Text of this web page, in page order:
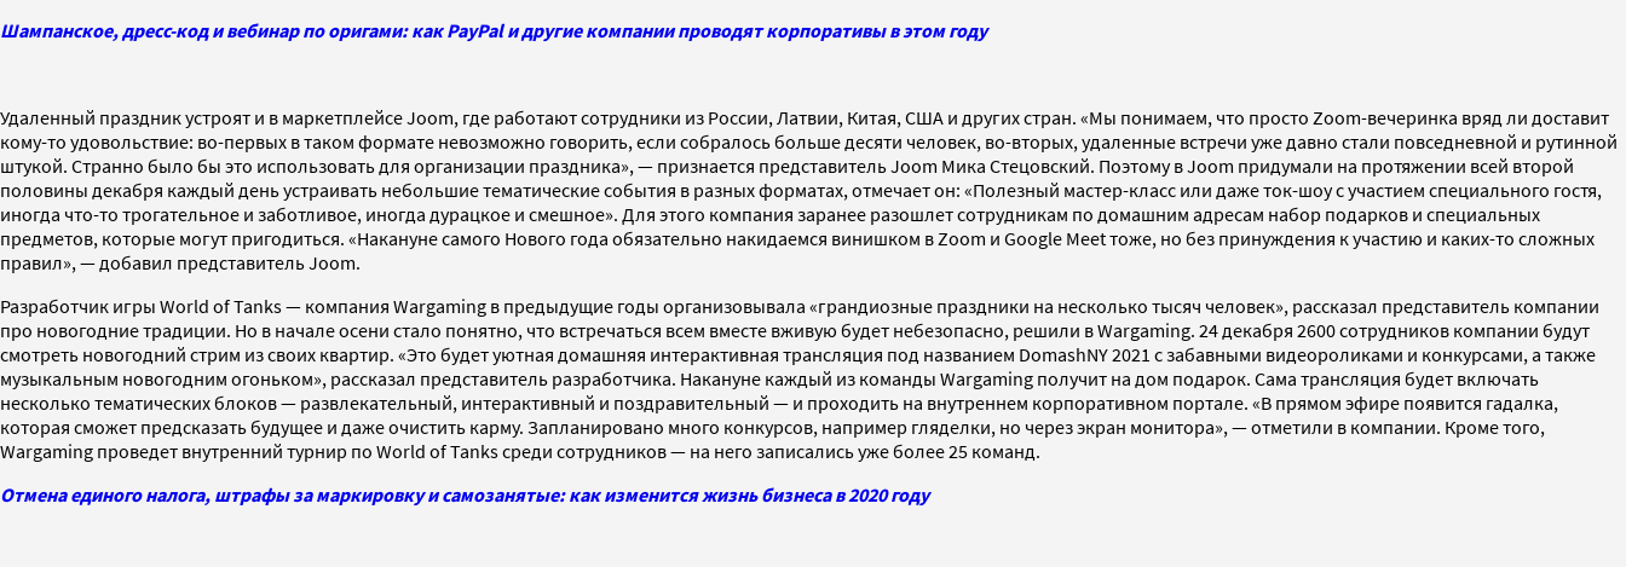
Шампанское, дресс-код и вебинар по оригами: как PayPal и другие компании проводят корпоративы в этом году
Удаленный праздник устроят и в маркетплейсе Joom, где работают сотрудники из России, Латвии, Китая, США и других стран. «Мы понимаем, что просто Zoom-вечеринка вряд ли доставит
кому-то удовольствие: во-первых в таком формате невозможно говорить, если собралось больше десяти человек, во-вторых, удаленные встречи уже давно стали повседневной и рутинной
штукой. Странно было бы это использовать для организации праздника», — признается представитель Joom Мика Стецовский. Поэтому в Joom придумали на протяжении всей второй
половины декабря каждый день устраивать небольшие тематические события в разных форматах, отмечает он: «Полезный мастер-класс или даже ток-шоу с участием специального гостя,
иногда что-то трогательное и заботливое, иногда дурацкое и смешное». Для этого компания заранее разошлет сотрудникам по домашним адресам набор подарков и специальных
предметов, которые могут пригодиться. «Накануне самого Нового года обязательно накидаемся винишком в Zoom и Google Meet тоже, но без принуждения к участию и каких-то сложных
правил», — добавил представитель Joom.
Разработчик игры World of Tanks — компания Wargaming в предыдущие годы организовывала «грандиозные праздники на несколько тысяч человек», рассказал представитель компании
про новогодние традиции. Но в начале осени стало понятно, что встречаться всем вместе вживую будет небезопасно, решили в Wargaming. 24 декабря 2600 сотрудников компании будут
смотреть новогодний стрим из своих квартир. «Это будет уютная домашняя интерактивная трансляция под названием DomashNY 2021 с забавными видеороликами и конкурсами, а также
музыкальным новогодним огоньком», рассказал представитель разработчика. Накануне каждый из команды Wargaming получит на дом подарок. Сама трансляция будет включать
несколько тематических блоков — развлекательный, интерактивный и поздравительный — и проходить на внутреннем корпоративном портале. «В прямом эфире появится гадалка,
которая сможет предсказать будущее и даже очистить карму. Запланировано много конкурсов, например гляделки, но через экран монитора», — отметили в компании. Кроме того,
Wargaming проведет внутренний турнир по World of Tanks среди сотрудников — на него записались уже более 25 команд.
Отмена единого налога, штрафы за маркировку и самозанятые: как изменится жизнь бизнеса в 2020 году